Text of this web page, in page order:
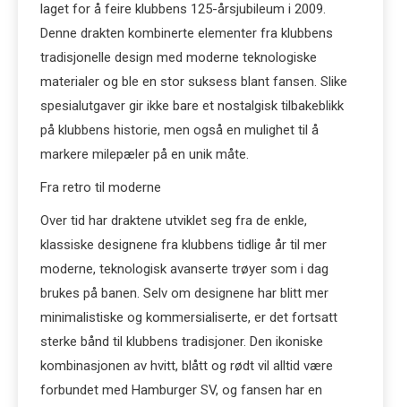
laget for å feire klubbens 125-årsjubileum i 2009.
Denne drakten kombinerte elementer fra klubbens
tradisjonelle design med moderne teknologiske
materialer og ble en stor suksess blant fansen. Slike
spesialutgaver gir ikke bare et nostalgisk tilbakeblikk
på klubbens historie, men også en mulighet til å
markere milepæler på en unik måte.
Fra retro til moderne
Over tid har draktene utviklet seg fra de enkle,
klassiske designene fra klubbens tidlige år til mer
moderne, teknologisk avanserte trøyer som i dag
brukes på banen. Selv om designene har blitt mer
minimalistiske og kommersialiserte, er det fortsatt
sterke bånd til klubbens tradisjoner. Den ikoniske
kombinasjonen av hvitt, blått og rødt vil alltid være
forbundet med Hamburger SV, og fansen har en